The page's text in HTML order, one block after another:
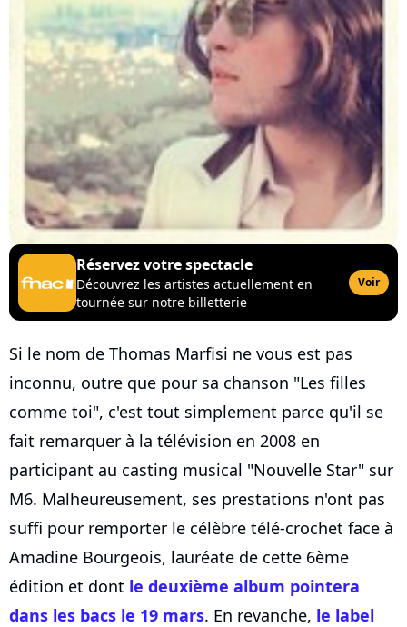
Réservez votre spectacle
Découvrez les artistes actuellement en
tournée sur notre billetterie
Voir
Si le nom de Thomas Marfisi ne vous est pas
inconnu, outre que pour sa chanson "Les filles
comme toi", c'est tout simplement parce qu'il se
fait remarquer à la télévision en 2008 en
participant au casting musical "Nouvelle Star" sur
M6. Malheureusement, ses prestations n'ont pas
suffi pour remporter le célèbre télé-crochet face à
Amadine Bourgeois, lauréate de cette 6ème
édition et dont le deuxième album pointera
dans les bacs le 19 mars. En revanche, le label